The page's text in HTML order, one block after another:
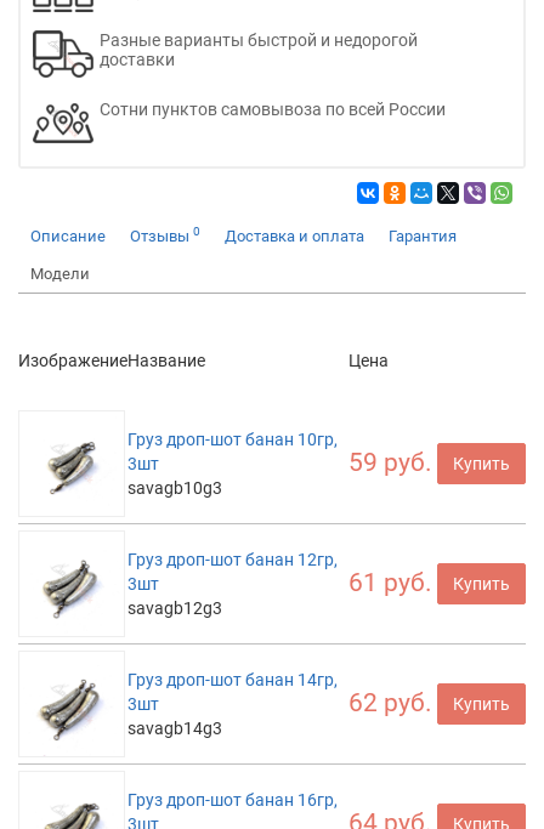
Разные варианты быстрой и недорогой
доставки
Сотни пунктов самовывоза по всей России
Описание Отзывы 0 Доставка и оплата Гарантия
Модели
ИзображениеНазвание Цена
Груз дроп-шот банан 10гр,
3шт
savagb10g3
59 руб. Купить
Груз дроп-шот банан 12гр,
3шт
savagb12g3
61 руб. Купить
Груз дроп-шот банан 14гр,
3шт
savagb14g3
62 руб. Купить
Груз дроп-шот банан 16гр,
3шт
64 руб. Купить